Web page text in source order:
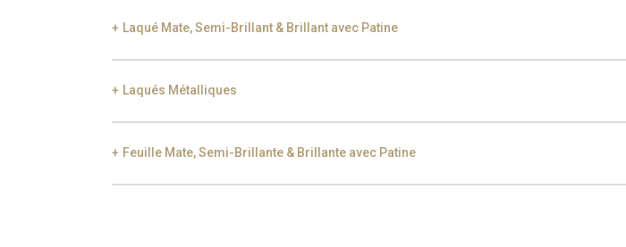
Laqué Mate, Semi-Brillant & Brillant avec Patine
Laqués Métalliques
Feuille Mate, Semi-Brillante & Brillante avec Patine